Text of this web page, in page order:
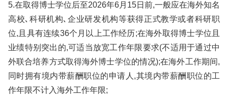
5.在取得博士学位后至2026年6月15日前,一般应在海外知名
高校､科研机构､企业研发机构等获得正式教学或者科研职
位,且具有连续36个月以上工作经历;在海外取得博士学位且
业绩特别突出的,可适当放宽工作年限要求(不适用于通过中
外联合培养方式取得海外博士学位的情况);在海外工作期间,
同时拥有境内带薪酬职位的申请人,其境内带薪酬职位的工
作年限不计入海外工作年限;